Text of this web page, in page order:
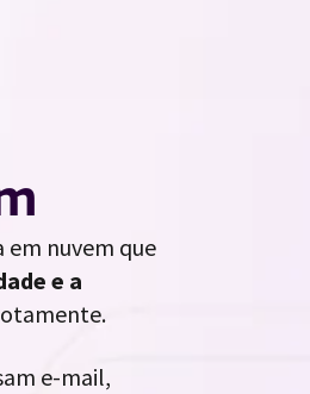
nuvem que
e a
e-mail,